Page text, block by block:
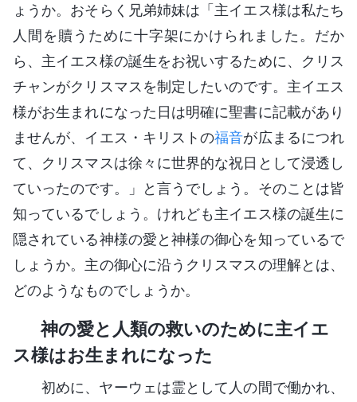
ょうか。おそらく兄弟姉妹は「主イエス様は私たち
人間を贖うために十字架にかけられました。だか
ら、主イエス様の誕生をお祝いするために、クリス
チャンがクリスマスを制定したいのです。主イエス
様がお生まれになった日は明確に聖書に記載があり
ませんが、イエス・キリストの福音が広まるにつれ
て、クリスマスは徐々に世界的な祝日として浸透し
ていったのです。」と言うでしょう。そのことは皆
知っているでしょう。けれども主イエス様の誕生に
隠されている神様の愛と神様の御心を知っているで
しょうか。主の御心に沿うクリスマスの理解とは、
どのようなものでしょうか。
神の愛と人類の救いのために主イエ
ス様はお生まれになった
初めに、ヤーウェは霊として人の間で働かれ、